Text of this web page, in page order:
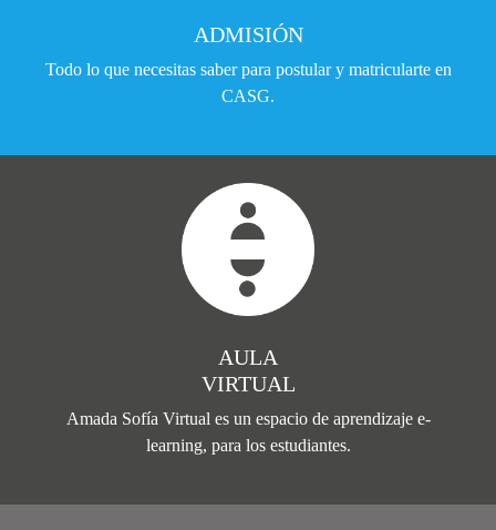
ADMISIÓN
Todo lo que necesitas saber para postular y matricularte en
CASG.
AULA
VIRTUAL
Amada Sofía Virtual es un espacio de aprendizaje e-
learning, para los estudiantes.